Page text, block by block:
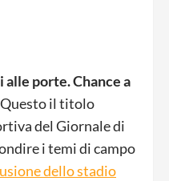
alle porte. Chance a
Questo il titolo
del Giornale di
i temi di campo
dello stadio